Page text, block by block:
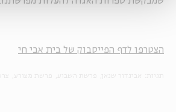
הצטרפו לדף הפייסבוק של בית אבי חי